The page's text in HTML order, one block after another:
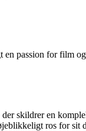
passion for film
skildrer en
ros for